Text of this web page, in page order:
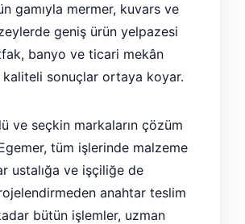
gamıyla mermer, kuvars ve
geniş ürün yelpazesi
banyo ve ticari mekân
sonuçlar ortaya koyar.
ve seçkin markaların çözüm
tüm işlerinde malzeme
ustalığa ve işçiliğe de
anahtar teslim
bütün işlemler, uzman